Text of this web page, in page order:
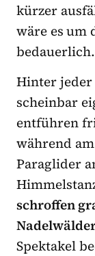
kürzer
wäre es um
bedauerlich.
Hinter jeder
scheinbar
entführen
während
Paraglider
schroffen
Spektakel